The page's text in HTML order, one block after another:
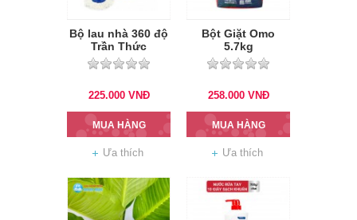
Bộ lau nhà 360 độ
Trần Thức
225.000 VNĐ
MUA HÀNG
Ưa thích
Bột Giặt Omo
5.7kg
258.000 VNĐ
MUA HÀNG
Ưa thích